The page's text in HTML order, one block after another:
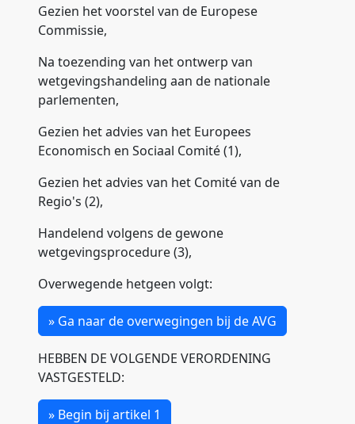
Gezien het voorstel van de Europese
Commissie,
Na toezending van het ontwerp van
wetgevingshandeling aan de nationale
parlementen,
Gezien het advies van het Europees
Economisch en Sociaal Comité (1),
Gezien het advies van het Comité van de
Regio's (2),
Handelend volgens de gewone
wetgevingsprocedure (3),
Overwegende hetgeen volgt:
» Ga naar de overwegingen bij de AVG
HEBBEN DE VOLGENDE VERORDENING
VASTGESTELD:
» Begin bij artikel 1